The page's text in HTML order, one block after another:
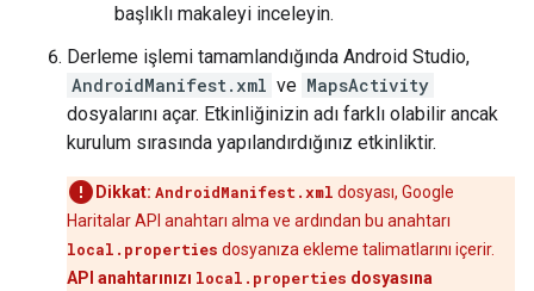
başlıklı makaleyi inceleyin.
Derleme işlemi tamamlandığında Android Studio,
AndroidManifest.xml ve MapsActivity
dosyalarını açar. Etkinliğinizin adı farklı olabilir ancak
kurulum sırasında yapılandırdığınız etkinliktir.
Dikkat: AndroidManifest.xml dosyası, Google
Haritalar API anahtarı alma ve ardından bu anahtarı
local.properties dosyanıza ekleme talimatlarını içerir.
API anahtarınızı local.properties dosyasına